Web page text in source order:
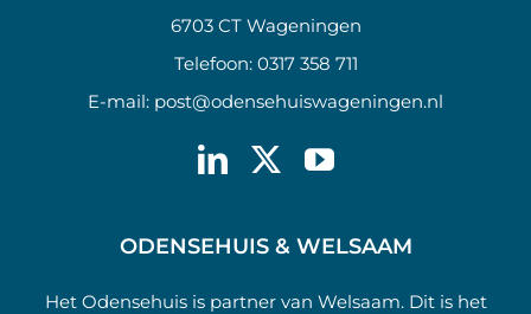
6703 CT Wageningen
Telefoon: 0317 358 711
E-mail: post@odensehuiswageningen.nl
ODENSEHUIS & WELSAAM
Het Odensehuis is partner van Welsaam. Dit is het